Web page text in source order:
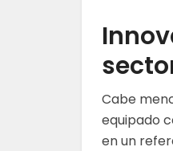
Cabe
equipado
en un